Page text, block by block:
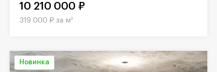
10 210 000 ₽
319 000 ₽ за м²
Новинка